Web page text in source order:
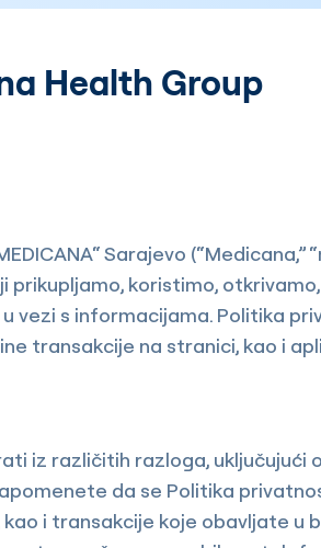
Health Group
Sarajevo
koristimo,
vezi s informacijama. Politika
transakcije na stranici, kao i
iz različitih razloga, uključujući
da se Politika
i transakcije koje obavljate